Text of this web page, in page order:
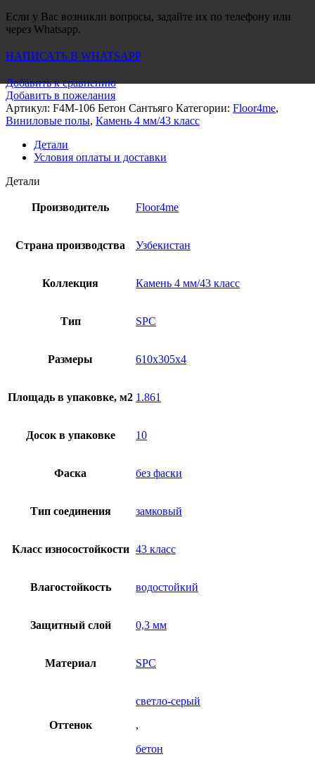
Если у Вас возникли вопросы, задайте их по телефону или
через Whatsapp.
НАПИСАТЬ В WHATSAPP
Добавить к сравнению
Добавить в пожелания
Артикул: F4M-106 Бетон Сантьяго Категории: Floor4me,
Виниловые полы, Камень 4 мм/43 класс
Детали
Условия оплаты и доставки
Детали
Производитель Floor4me
Страна производства Узбекистан
Коллекция Камень 4 мм/43 класс
Тип SPC
Размеры 610x305x4
Площадь в упаковке, м2 1.861
Досок в упаковке 10
Фаска без фаски
Тип соединения замковый
Класс износостойкости 43 класс
Влагостойкость водостойкий
Защитный слой 0,3 мм
Материал SPC
Оттенок
светло-серый
,
бетон